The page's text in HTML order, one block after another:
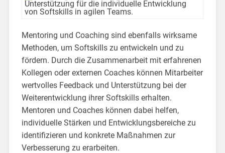
Mentoring und Coaching sind ebenfalls wirksame
Methoden, um Softskills zu entwickeln und zu
fördern. Durch die Zusammenarbeit mit erfahrenen
Kollegen oder externen Coaches können Mitarbeiter
wertvolles Feedback und Unterstützung bei der
Weiterentwicklung ihrer Softskills erhalten.
Mentoren und Coaches können dabei helfen,
individuelle Stärken und Entwicklungsbereiche zu
identifizieren und konkrete Maßnahmen zur
Verbesserung zu erarbeiten.